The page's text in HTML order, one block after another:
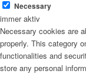
Necessary
immer aktiv
Necessary cookies are
properly. This category
functionalities and
store any personal